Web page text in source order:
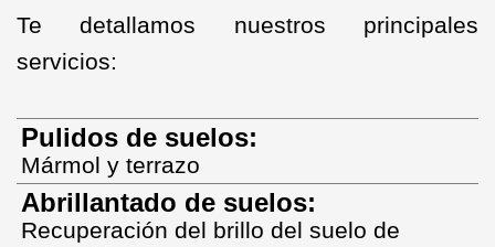
Te detallamos nuestros principales
servicios:
Pulidos de suelos:
Mármol y terrazo
Abrillantado de suelos:
Recuperación del brillo del suelo de